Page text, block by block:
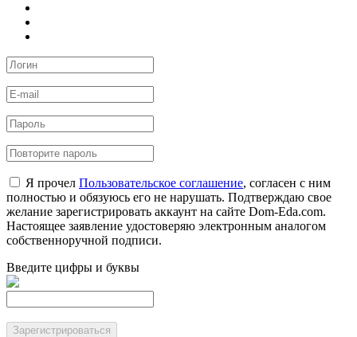
Я прочел Пользовательское соглашение, согласен с ним
полностью и обязуюсь его не нарушать. Подтверждаю свое
желание зарегистрировать аккаунт на сайте Dom-Eda.com.
Настоящее заявление удостоверяю электронным аналогом
собственноручной подписи.
Введите цифры и буквы
Зарегистрироваться